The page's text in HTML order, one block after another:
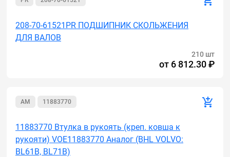
208-70-61521PR ПОДШИПНИК СКОЛЬЖЕНИЯ
ДЛЯ ВАЛОВ
210 шт
от 6 812.30 ₽
AM 11883770
11883770 Втулка в рукоять (креп. ковша к
рукояти) VOE11883770 Аналог (BHL VOLVO:
BL61B, BL71B)